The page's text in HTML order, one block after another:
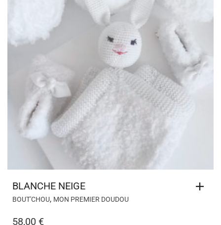
BLANCHE NEIGE
BOUT'CHOU, MON PREMIER DOUDOU
58,00 €